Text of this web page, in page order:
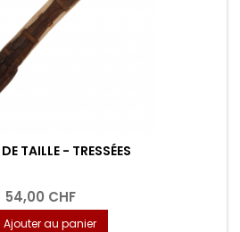
TAILLE - TRESSÉES
54,00 CHF
Ajouter au panier